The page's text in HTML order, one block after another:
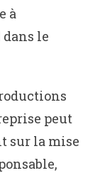
à
le
peut
sur la mise